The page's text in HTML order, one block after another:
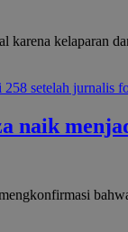
karena kelaparan
naik